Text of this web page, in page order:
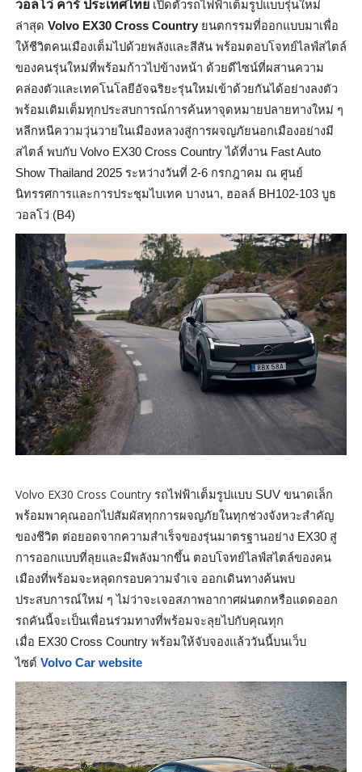
วอลโว่ คาร์ ประเทศไทยเปิดตัวรถไฟฟ้าเต็มรูปแบบรุ่นใหม่
ล่าสุด Volvo EX30 Cross Countryยนตกรรมที่ออกแบบมาเพื่อ
ให้ชีวิตคนเมืองเต็มไปด้วยพลังและสีสัน พร้อมตอบโจทย์ไลฟ์สไตล์
ของคนรุ่นใหม่ที่พร้อมก้าวไปข้างหน้า ด้วยดีไซน์ที่ผสานความ
คล่องตัวและเทคโนโลยีอัจฉริยะรุ่นใหม่เข้าด้วยกันได้อย่างลงตัว
พร้อมเติมเต็มทุกประสบการณ์การค้นหาจุดหมายปลายทางใหม่ ๆ
หลีกหนีความวุ่นวายในเมืองหลวงสู่การผจญภัยนอกเมืองอย่างมี
สไตล์ พบกับ Volvo EX30 Cross Countryได้ที่งาน Fast Auto
Show Thailand 2025ระหว่างวันที่ 2-6กรกฎาคม ณ ศูนย์
นิทรรศการและการประชุมไบเทค บางนา, ฮอลล์ BH102-103บูธ
วอลโว่ (B4)
Volvo EX30 Cross Country รถไฟฟ้าเต็มรูปแบบ SUV ขนาดเล็ก
พร้อมพาคุณออกไปสัมผัสทุกการผจญภัยในทุกช่วงจังหวะสำคัญ
ของชีวิต ต่อยอดจากความสำเร็จของรุ่นมาตรฐานอย่าง EX30สู่
การออกแบบที่ลุยและมีพลังมากขึ้น ตอบโจทย์ไลฟ์สไตล์ของคน
เมืองที่พร้อมจะหลุดกรอบความจำเจ ออกเดินทางค้นพบ
ประสบการณ์ใหม่ ๆ ไม่ว่าจะเจอสภาพอากาศฝนตกหรือแดดออก
รถคันนี้จะเป็นเพื่อนร่วมทางที่พร้อมจะลุยไปกับคุณทุก
เมื่อ EX30 Cross Countryพร้อมให้จับจองแล้ววันนี้บนเว็บ
ไซต์ Volvo Car website